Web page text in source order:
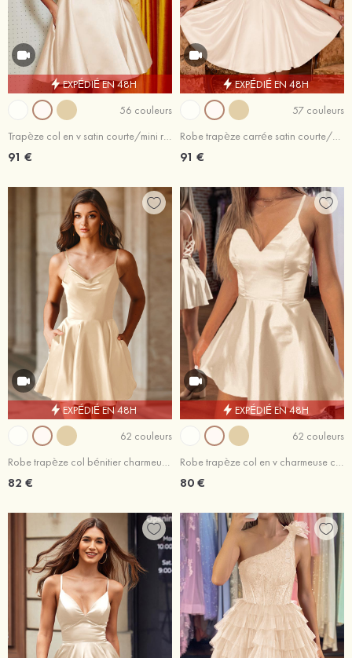
EXPÉDIÉ EN 48H
56 couleurs
Trapèze col en v satin courte/mini robe de fête de la rentrée avec plissé
91 €
EXPÉDIÉ EN 48H
57 couleurs
Robe trapèze carrée satin courte/mini robe de fête de la rentrée
91 €
EXPÉDIÉ EN 48H
62 couleurs
Robe trapèze col bénitier charmeuse courte/mini robe de fête de la rentrée
82 €
EXPÉDIÉ EN 48H
62 couleurs
Robe trapèze col en v charmeuse courte/mini robe de fête de la rentrée
80 €